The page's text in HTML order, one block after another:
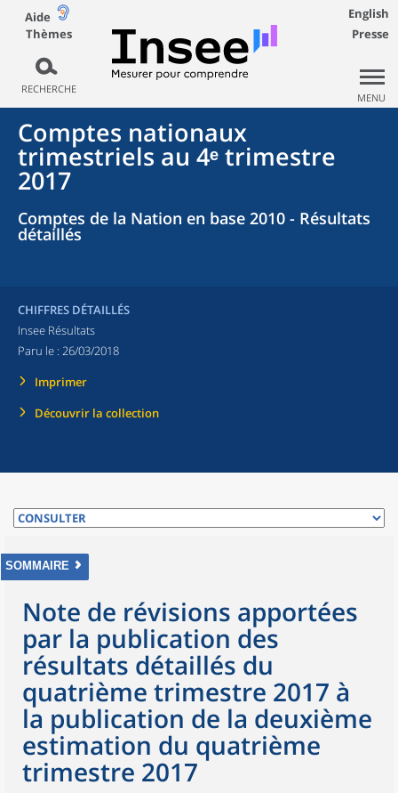
Aide
Thèmes
RECHERCHE
English
Presse
MENU
Comptes nationaux
trimestriels au 4ᵉ trimestre
2017
Comptes de la Nation en base 2010 - Résultats
détaillés
CHIFFRES DÉTAILLÉS
Insee Résultats
Paru le : 26/03/2018
Imprimer
Découvrir la collection
SOMMAIRE
Note de révisions apportées
par la publication des
résultats détaillés du
quatrième trimestre 2017 à
la publication de la deuxième
estimation du quatrième
trimestre 2017